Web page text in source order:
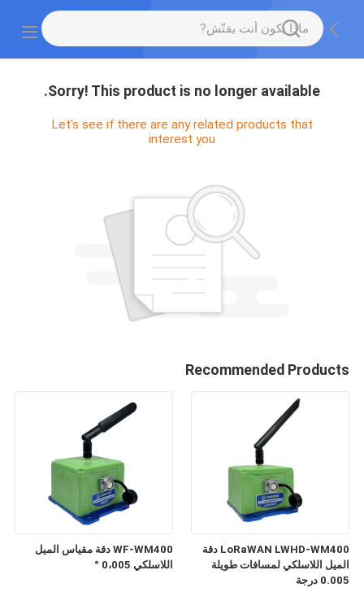
Sorry! This product is no longer available.
Let's see if there are any related products that
interest you
Recommended Products
WF-WM400 دقة مقياس الميل
اللاسلكي 0،005 °
LoRaWAN LWHD-WM400 دقة
الميل اللاسلكي لمسافات طويلة
0.005 درجة